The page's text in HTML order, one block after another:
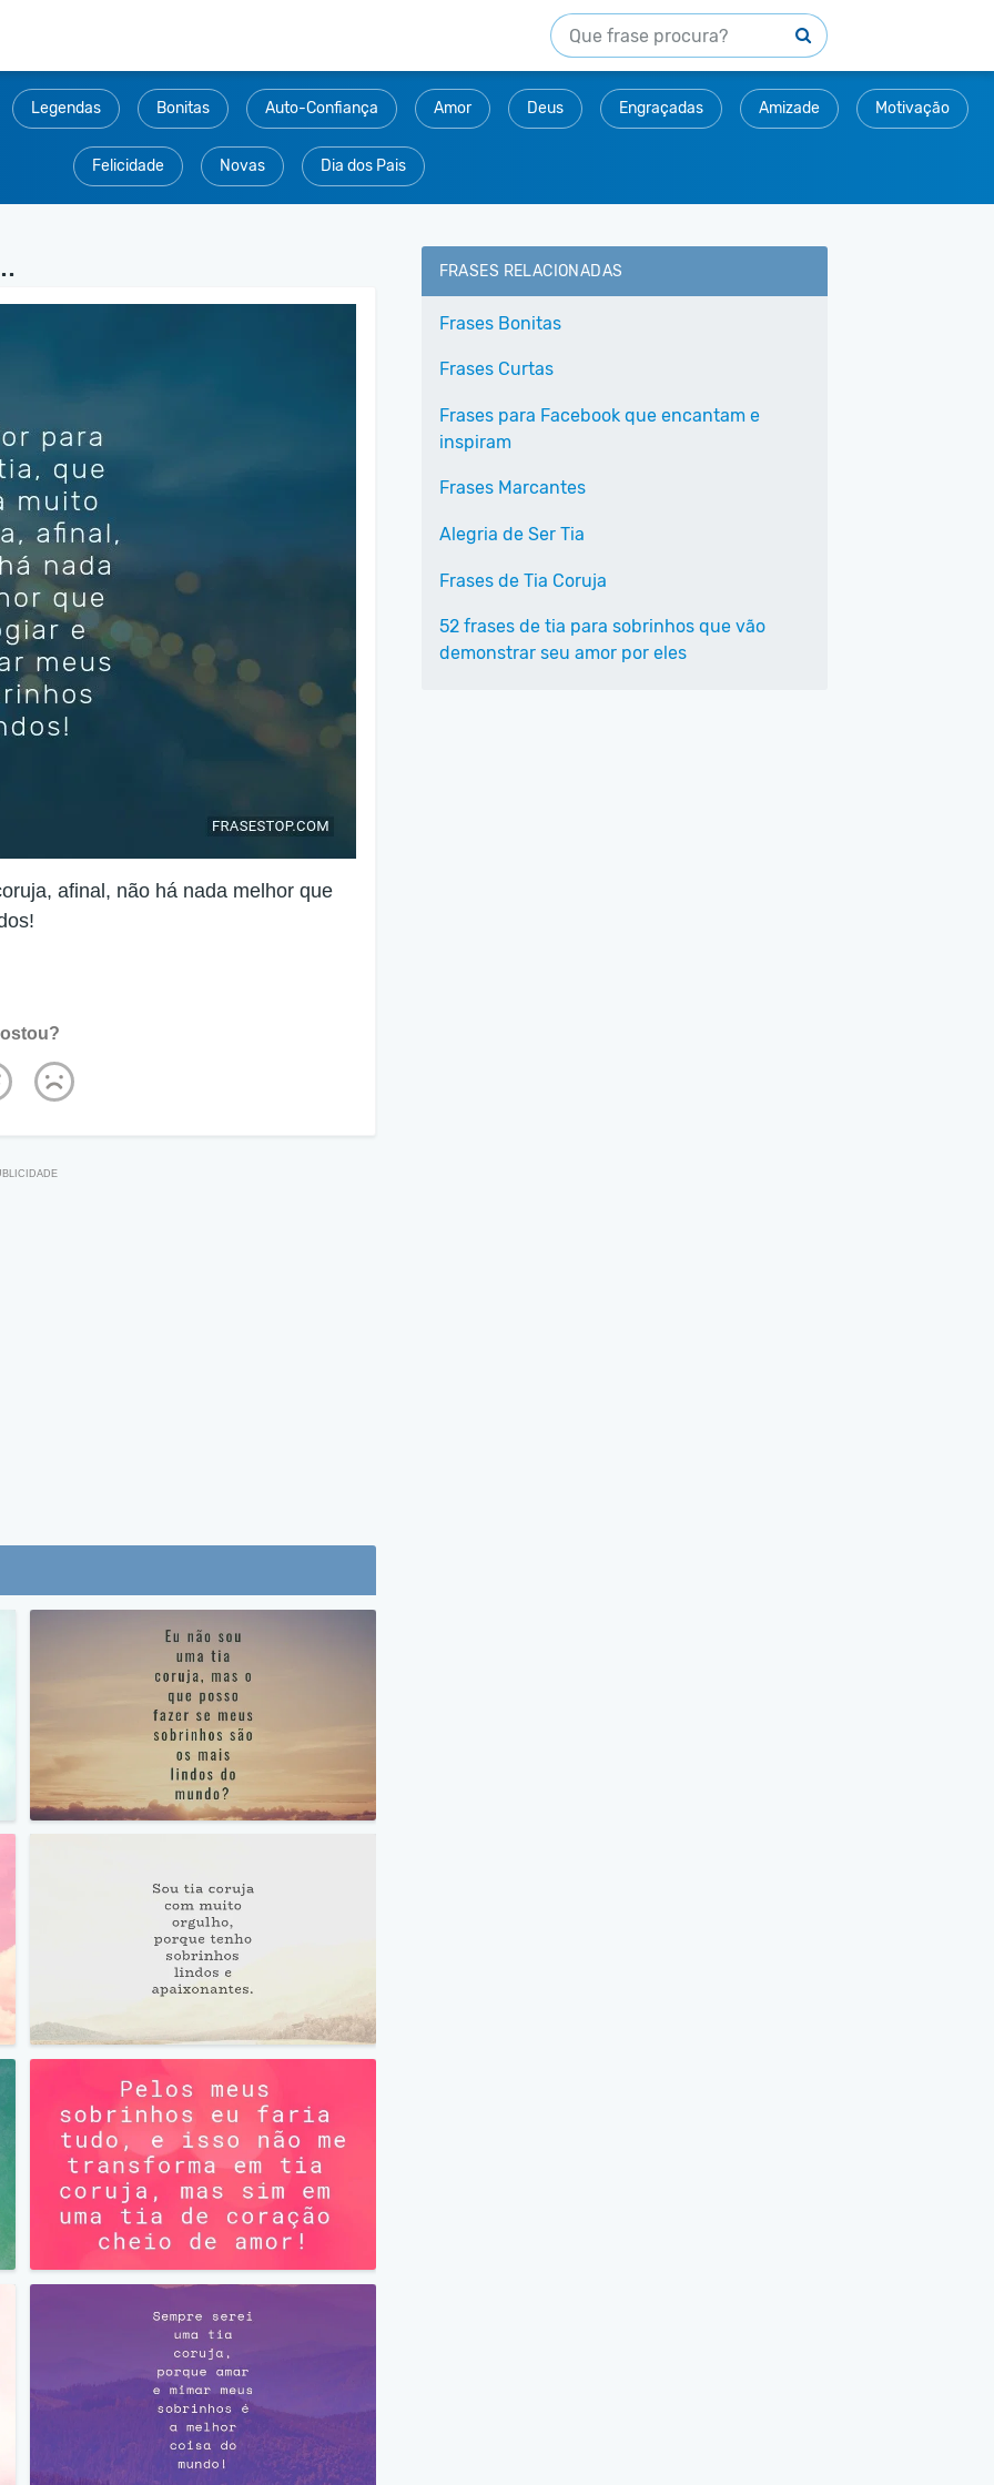
Legendas Bonitas Auto-Confiança Amor Deus Engraçadas Amizade Motivação
Felicidade Novas Dia dos Pais
afinal, não há nada melhor que
FRASES RELACIONADAS
Frases Bonitas
Frases Curtas
Frases para Facebook que encantam e
inspiram
Frases Marcantes
Alegria de Ser Tia
Frases de Tia Coruja
52 frases de tia para sobrinhos que vão
demonstrar seu amor por eles